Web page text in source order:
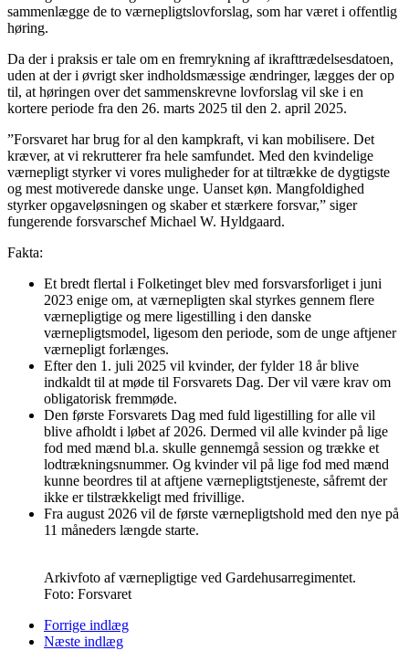
sammenlægge de to værnepligtslovforslag, som har været i offentlig
høring.
Da der i praksis er tale om en fremrykning af ikrafttrædelsesdatoen,
uden at der i øvrigt sker indholdsmæssige ændringer, lægges der op
til, at høringen over det sammenskrevne lovforslag vil ske i en
kortere periode fra den 26. marts 2025 til den 2. april 2025.
”Forsvaret har brug for al den kampkraft, vi kan mobilisere. Det
kræver, at vi rekrutterer fra hele samfundet. Med den kvindelige
værnepligt styrker vi vores muligheder for at tiltrække de dygtigste
og mest motiverede danske unge. Uanset køn. Mangfoldighed
styrker opgaveløsningen og skaber et stærkere forsvar,” siger
fungerende forsvarschef Michael W. Hyldgaard.
Fakta:
Et bredt flertal i Folketinget blev med forsvarsforliget i juni
2023 enige om, at værnepligten skal styrkes gennem flere
værnepligtige og mere ligestilling i den danske
værnepligtsmodel, ligesom den periode, som de unge aftjener
værnepligt forlænges.
Efter den 1. juli 2025 vil kvinder, der fylder 18 år blive
indkaldt til at møde til Forsvarets Dag. Der vil være krav om
obligatorisk fremmøde.
Den første Forsvarets Dag med fuld ligestilling for alle vil
blive afholdt i løbet af 2026. Dermed vil alle kvinder på lige
fod med mænd bl.a. skulle gennemgå session og trække et
lodtrækningsnummer. Og kvinder vil på lige fod med mænd
kunne beordres til at aftjene værnepligtstjeneste, såfremt der
ikke er tilstrækkeligt med frivillige.
Fra august 2026 vil de første værnepligtshold med den nye på
11 måneders længde starte.
Arkivfoto af værnepligtige ved Gardehusarregimentet.
Foto: Forsvaret
Forrige indlæg
Næste indlæg